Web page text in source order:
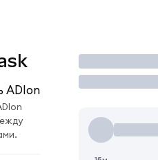
ADIon
Торговать